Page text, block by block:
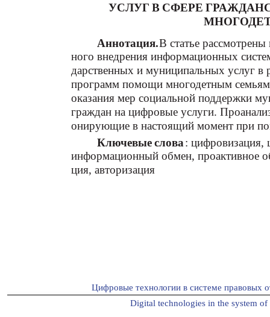
УСЛУГ В СФЕРЕ
Аннотация.В статье
ного внедрения информационных
дарственных и муниципальных услуг в
программ помощи многодетным
оказания мер социальной поддержки
граждан на цифровые услуги.
онирующие в настоящий момент при
Ключевые слова:
информационный обмен, проактивное
ция, авторизация
Цифровые технологии в системе правовых
Digital technologies in the system